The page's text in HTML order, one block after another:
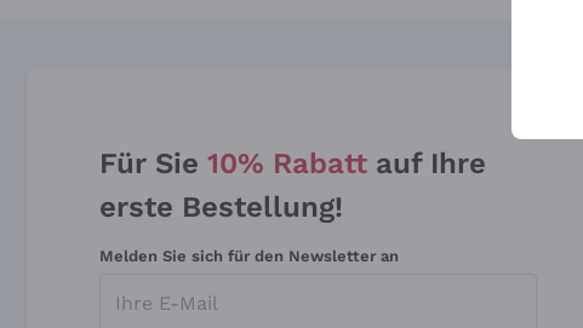
Für Sie 10% Rabatt auf Ihre
erste Bestellung!
Melden Sie sich für den Newsletter an